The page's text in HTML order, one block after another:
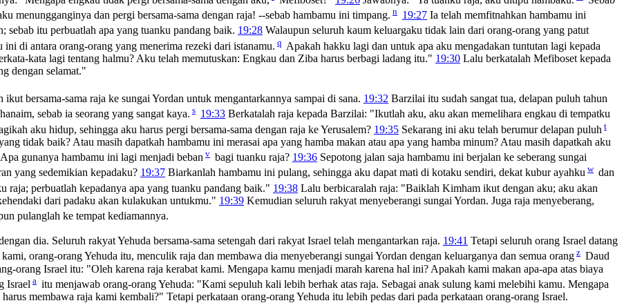
menungganginya dan pergi bersama-sama dengan raja! --sebab hambamu ini timpang. n 19:27 Ia telah memfitnahkan hambamu ini
sebab itu perbuatlah apa yang tuanku pandang baik. 19:28 Walaupun seluruh kaum keluargaku tidak lain dari orang-orang yang patut
di antara orang-orang yang menerima rezeki dari istanamu. q Apakah hakku lagi dan untuk apa aku mengadakan tuntutan lagi kepada
kata lagi tentang halmu? Aku telah memutuskan: Engkau dan Ziba harus berbagi ladang itu." 19:30 Lalu berkatalah Mefiboset kepada
dengan selamat."
bersama-sama raja ke sungai Yordan untuk mengantarkannya sampai di sana. 19:32 Barzilai itu sudah sangat tua, delapan puluh tahun
sebab ia seorang yang sangat kaya. s 19:33 Berkatalah raja kepada Barzilai: "Ikutlah aku, aku akan memelihara engkau di tempatku
aku hidup, sehingga aku harus pergi bersama-sama dengan raja ke Yerusalem? 19:35 Sekarang ini aku telah berumur delapan puluh t
tidak baik? Atau masih dapatkah hambamu ini merasai apa yang hamba makan atau apa yang hamba minum? Atau masih dapatkah aku
gunanya hambamu ini lagi menjadi beban v bagi tuanku raja? 19:36 Sepotong jalan saja hambamu ini berjalan ke seberang sungai
yang sedemikian kepadaku? 19:37 Biarkanlah hambamu ini pulang, sehingga aku dapat mati di kotaku sendiri, dekat kubur ayahku w dan
raja; perbuatlah kepadanya apa yang tuanku pandang baik." 19:38 Lalu berbicaralah raja: "Baiklah Kimham ikut dengan aku; aku akan
dari padaku akan kulakukan untukmu." 19:39 Kemudian seluruh rakyat menyeberangi sungai Yordan. Juga raja menyeberang,
pulanglah ke tempat kediamannya.
dia. Seluruh rakyat Yehuda bersama-sama setengah dari rakyat Israel telah mengantarkan raja. 19:41 Tetapi seluruh orang Israel datang
orang-orang Yehuda itu, menculik raja dan membawa dia menyeberangi sungai Yordan dengan keluarganya dan semua orang z Daud
orang Israel itu: "Oleh karena raja kerabat kami. Mengapa kamu menjadi marah karena hal ini? Apakah kami makan apa-apa atas biaya
Israel a itu menjawab orang-orang Yehuda: "Kami sepuluh kali lebih berhak atas raja. Sebagai anak sulung kami melebihi kamu. Mengapa
membawa raja kami kembali?" Tetapi perkataan orang-orang Yehuda itu lebih pedas dari pada perkataan orang-orang Israel.